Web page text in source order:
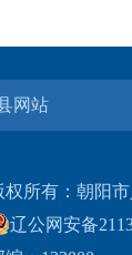
经济以进促
调查勘探前
工作规则的通知
工作方案的通
网站
权所有：朝阳
辽公网安备